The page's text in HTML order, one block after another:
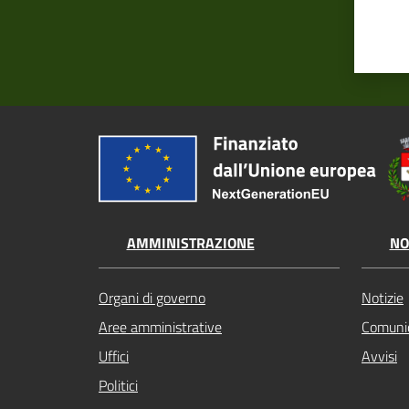
AMMINISTRAZIONE
Organi di governo
Aree amministrative
Uffici
Politici
Notizie
Avvisi